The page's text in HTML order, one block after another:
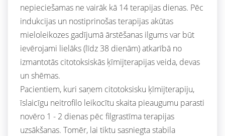
nepieciešamas ne vairāk kā 14 terapijas dienas. Pēc
indukcijas un nostiprinošas terapijas akūtas
mieloleikozes gadījumā ārstēšanas ilgums var būt
ievērojami lielāks (līdz 38 dienām) atkarībā no
izmantotās citotoksiskās ķīmijterapijas veida, devas
un shēmas.
Pacientiem, kuri saņem citotoksisku ķīmijterapiju,
īslaicīgu neitrofilo leikocītu skaita pieaugumu parasti
novēro 1 - 2 dienas pēc filgrastīma terapijas
uzsākšanas. Tomēr, lai tiktu sasniegta stabila